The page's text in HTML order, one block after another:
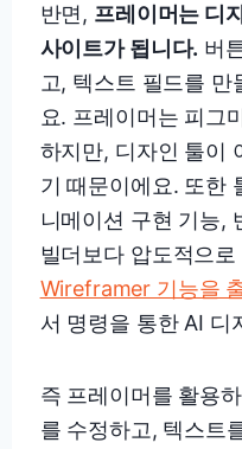
반면, 프레이머는 디
사이트가 됩니다. 버
고, 텍스트 필드를 만
요. 프레이머는 피그
하지만, 디자인 툴이
기 때문이에요. 또한
니메이션 구현 기능,
빌더보다 압도적으
Wireframer 기능을
서 명령을 통한 AI 디
즉 프레이머를 활용
를 수정하고, 텍스트